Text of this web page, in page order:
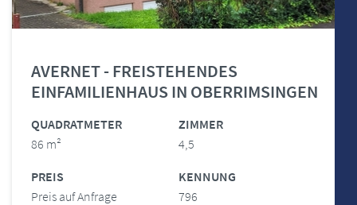
AVERNET - FREISTEHENDES
EINFAMILIENHAUS IN OBERRIMSINGEN
QUADRATMETER
86 m²
ZIMMER
4,5
PREIS
Preis auf Anfrage
KENNUNG
796